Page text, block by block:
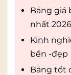
Bảng giá
nhất 2026
Kinh
bền -đẹp
Bảng tốt